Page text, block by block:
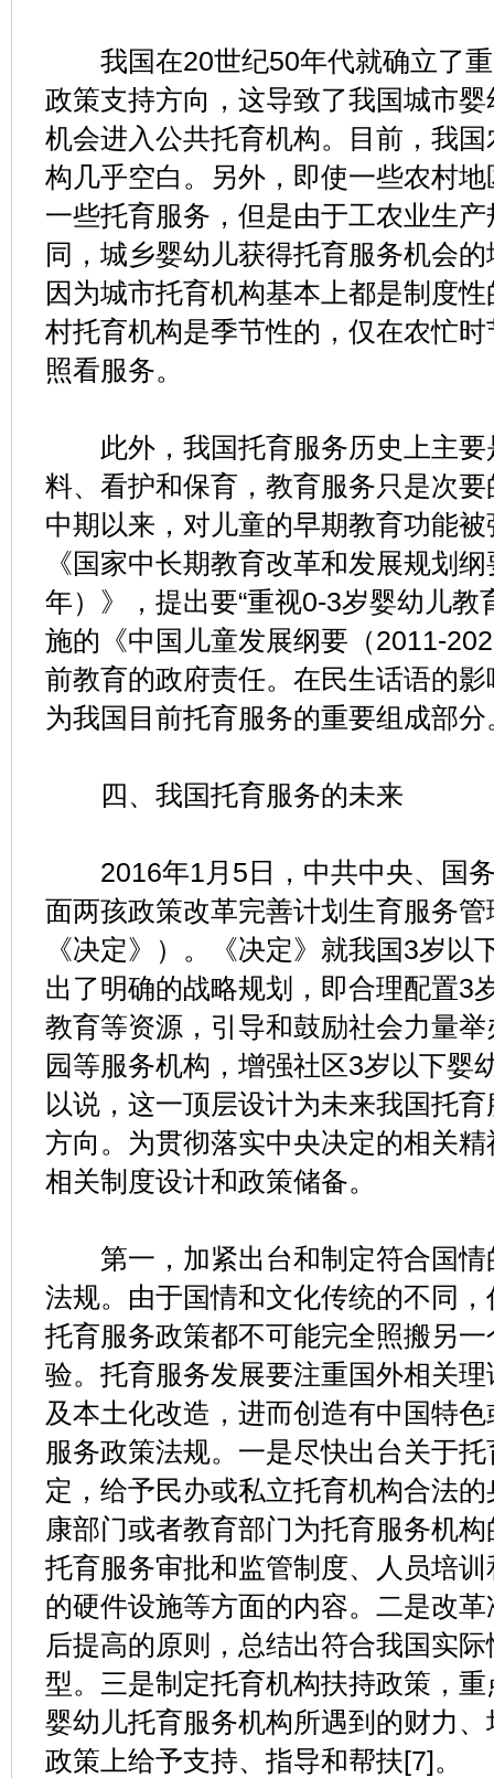
我国在20世纪50年代就确立了重
政策支持方向，这导致了我国城市
机会进入公共托育机构。目前，我
构几乎空白。另外，即使一些农村
一些托育服务，但是由于工农业生
同，城乡婴幼儿获得托育服务机会
因为城市托育机构基本上都是制度
村托育机构是季节性的，仅在农忙
照看服务。
此外，我国托育服务历史上主要
料、看护和保育，教育服务只是次
中期以来，对儿童的早期教育功能
《国家中长期教育改革和发展规划
年）》，提出要“重视0-3岁婴幼儿教
施的《中国儿童发展纲要（2011-
前教育的政府责任。在民生话语的
为我国目前托育服务的重要组成部分
四、我国托育服务的未来
2016年1月5日，中共中央、国务
面两孩政策改革完善计划生育服务
《决定》）。《决定》就我国3岁以
出了明确的战略规划，即合理配置3
教育等资源，引导和鼓励社会力量
园等服务机构，增强社区3岁以下婴
以说，这一顶层设计为未来我国托
方向。为贯彻落实中央决定的相关
相关制度设计和政策储备。
第一，加紧出台和制定符合国情
法规。由于国情和文化传统的不同
托育服务政策都不可能完全照搬另
验。托育服务发展要注重国外相关
及本土化改造，进而创造有中国特
服务政策法规。一是尽快出台关于
定，给予民办或私立托育机构合法
康部门或者教育部门为托育服务机
托育服务审批和监管制度、人员培
的硬件设施等方面的内容。二是改
后提高的原则，总结出符合我国实
型。三是制定托育机构扶持政策，
婴幼儿托育服务机构所遇到的财力
政策上给予支持、指导和帮扶[7]。